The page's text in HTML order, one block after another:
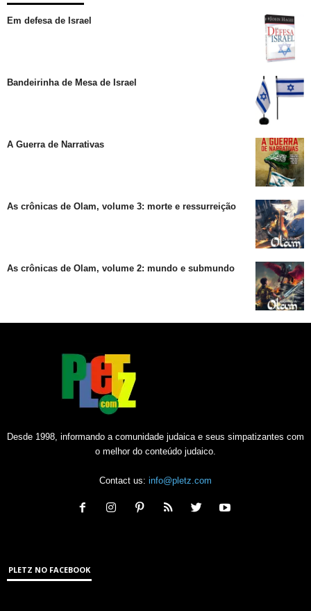
Em defesa de Israel
Bandeirinha de Mesa de Israel
A Guerra de Narrativas
As crônicas de Olam, volume 3: morte e ressurreição
As crônicas de Olam, volume 2: mundo e submundo
Desde 1998, informando a comunidade judaica e seus simpatizantes com
o melhor do conteúdo judaico.
Contact us: info@pletz.com
PLETZ NO FACEBOOK